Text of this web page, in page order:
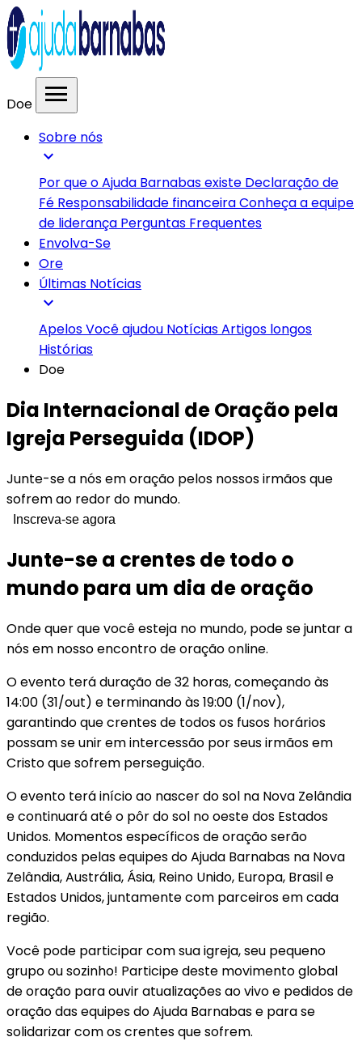
Doe menu
Sobre nós
expand_more
Por que o Ajuda Barnabas existe Declaração de
Fé Responsabilidade financeiraConheça a equipe
de liderança Perguntas Frequentes
Envolva-Se
Ore
Últimas Notícias
expand_more
ApelosVocê ajudou NotíciasArtigos longos
Histórias
Doe
Dia Internacional de Oração pela
Igreja Perseguida (IDOP)
Junte-se a nós em oração pelos nossos irmãos que
sofrem ao redor do mundo.
Inscreva-se agora
Junte-se a crentes de todo o
mundo para um dia de oração
Onde quer que você esteja no mundo, pode se juntar a
nós em nosso encontro de oração online.
O evento terá duração de 32 horas, começando às
14:00 (31/out) e terminando às 19:00 (1/nov),
garantindo que crentes de todos os fusos horários
possam se unir em intercessão por seus irmãos em
Cristo que sofrem perseguição.
O evento terá início ao nascer do sol na Nova Zelândia
e continuará até o pôr do sol no oeste dos Estados
Unidos. Momentos específicos de oração serão
conduzidos pelas equipes do Ajuda Barnabas na Nova
Zelândia, Austrália, Ásia, Reino Unido, Europa, Brasil e
Estados Unidos, juntamente com parceiros em cada
região.
Você pode participar com sua igreja, seu pequeno
grupo ou sozinho! Participe deste movimento global
de oração para ouvir atualizações ao vivo e pedidos de
oração das equipes do Ajuda Barnabas e para se
solidarizar com os crentes que sofrem.